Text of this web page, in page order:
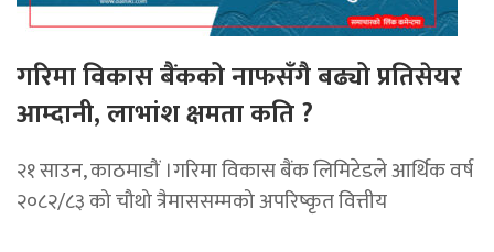
गरिमा विकास बैंकको नाफसँगै बढ्यो प्रतिसेयर
आम्दानी, लाभांश क्षमता कति ?
२१ साउन, काठमाडौं ।गरिमा विकास बैंक लिमिटेडले आर्थिक वर्ष
२०८२/८३ को चौथो त्रैमाससम्मको अपरिष्कृत वित्तीय